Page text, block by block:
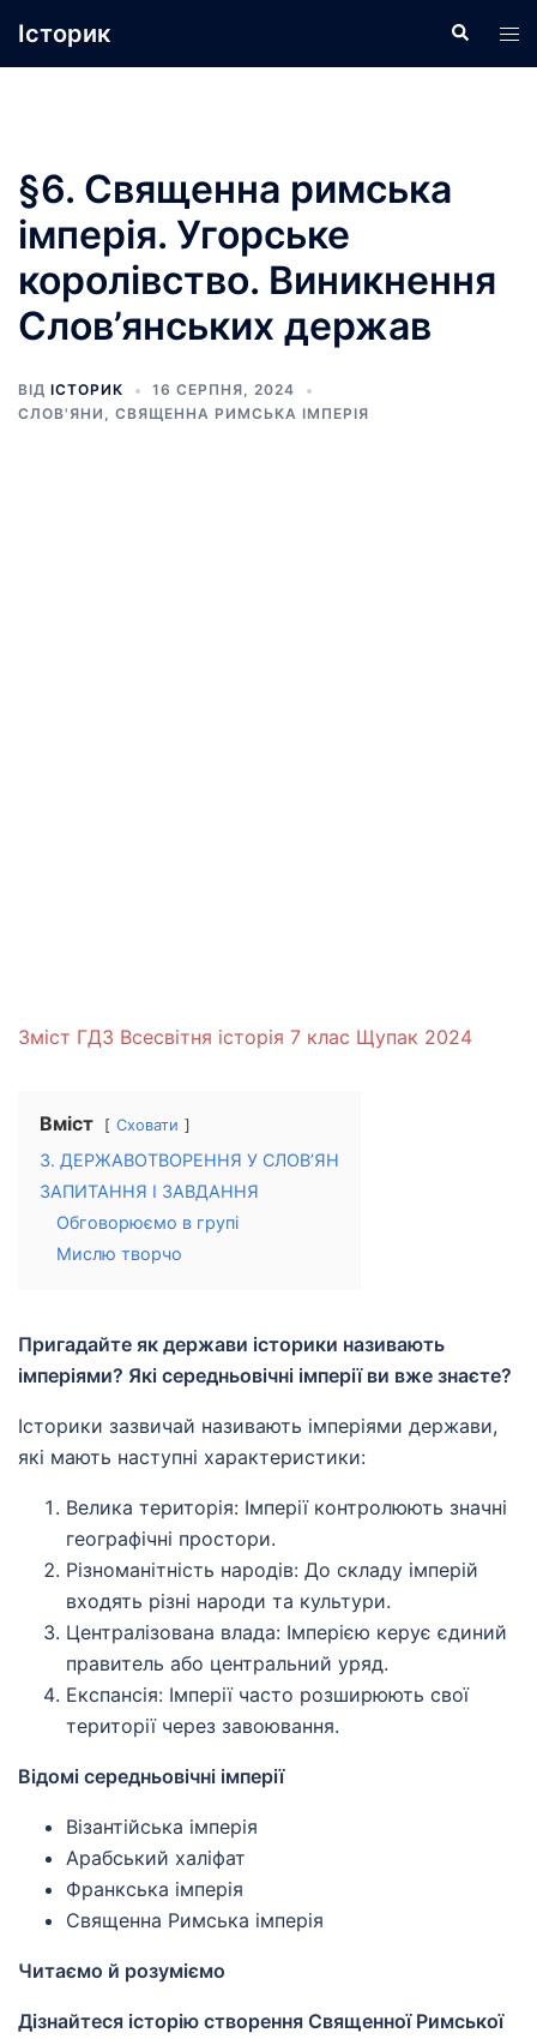
доІсторик Пошук
§6. Священна римська
імперія. Угорське
королівство. Виникнення
Слов’янських держав
ВІД ІСТОРИК
16 СЕРПНЯ, 2024
СЛОВ'ЯНИ , СВЯЩЕННА РИМСЬКА ІМПЕРІЯ
Зміст ГДЗ Всесвітня історія 7 клас Щупак 2024
Вміст Сховати
3. ДЕРЖАВОТВОРЕННЯ У СЛОВ’ЯН
ЗАПИТАННЯ І ЗАВДАННЯ
Обговорюємо в групі
Мислю творчо
Пригадайте як держави історики називають
імперіями? Які середньовічні імперії ви вже знаєте?
Історики зазвичай називають імперіями держави,
які мають наступні характеристики:
Велика територія: Імперії контролюють значні
географічні простори.
Різноманітність народів: До складу імперій
входять різні народи та культури.
Централізована влада: Імперією керує єдиний
правитель або центральний уряд.
Експансія: Імперії часто розширюють свої
території через завоювання.
Відомі середньовічні імперії
Візантійська імперія
Арабський халіфат
Франкська імперія
Священна Римська імперія
Читаємо й розуміємо
Дізнайтеся історію створення Священної Римської